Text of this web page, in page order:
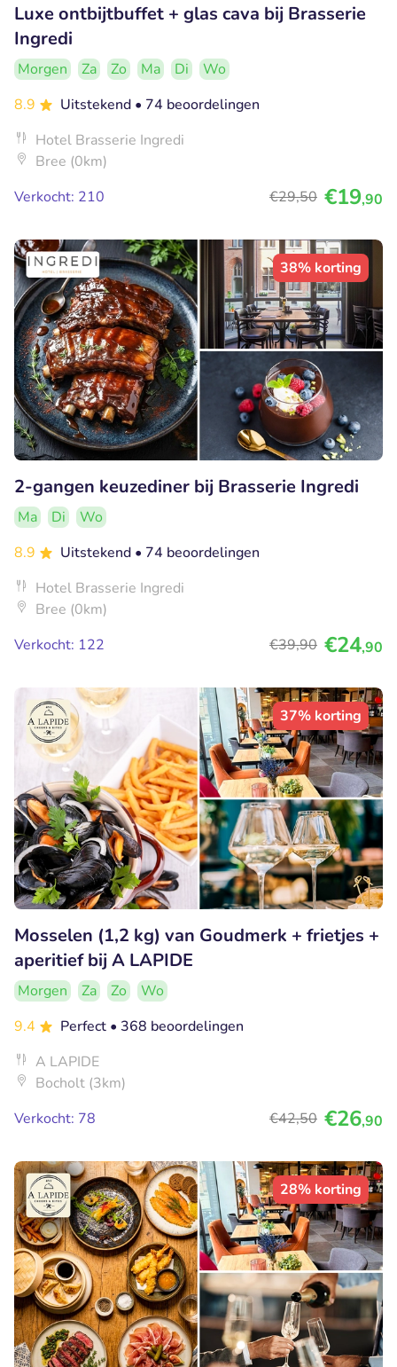
Luxe ontbijtbuffet + glas cava bij Brasserie
Ingredi
Morgen Za Zo Ma Di
Wo
8.9
Uitstekend • 74 beoordelingen
Hotel Brasserie Ingredi
Bree (0km)
Verkocht: 210
€29,50 €19,90
38% korting
2-gangen keuzediner bij Brasserie Ingredi
Ma Di
Wo
8.9
Uitstekend • 74 beoordelingen
Hotel Brasserie Ingredi
Bree (0km)
Verkocht: 122
€39,90 €24,90
37% korting
Mosselen (1,2 kg) van Goudmerk + frietjes +
aperitief bij A LAPIDE
Morgen Za Zo
Wo
9.4
Perfect • 368 beoordelingen
A LAPIDE
Bocholt (3km)
Verkocht: 78
€42,50 €26,90
28% korting